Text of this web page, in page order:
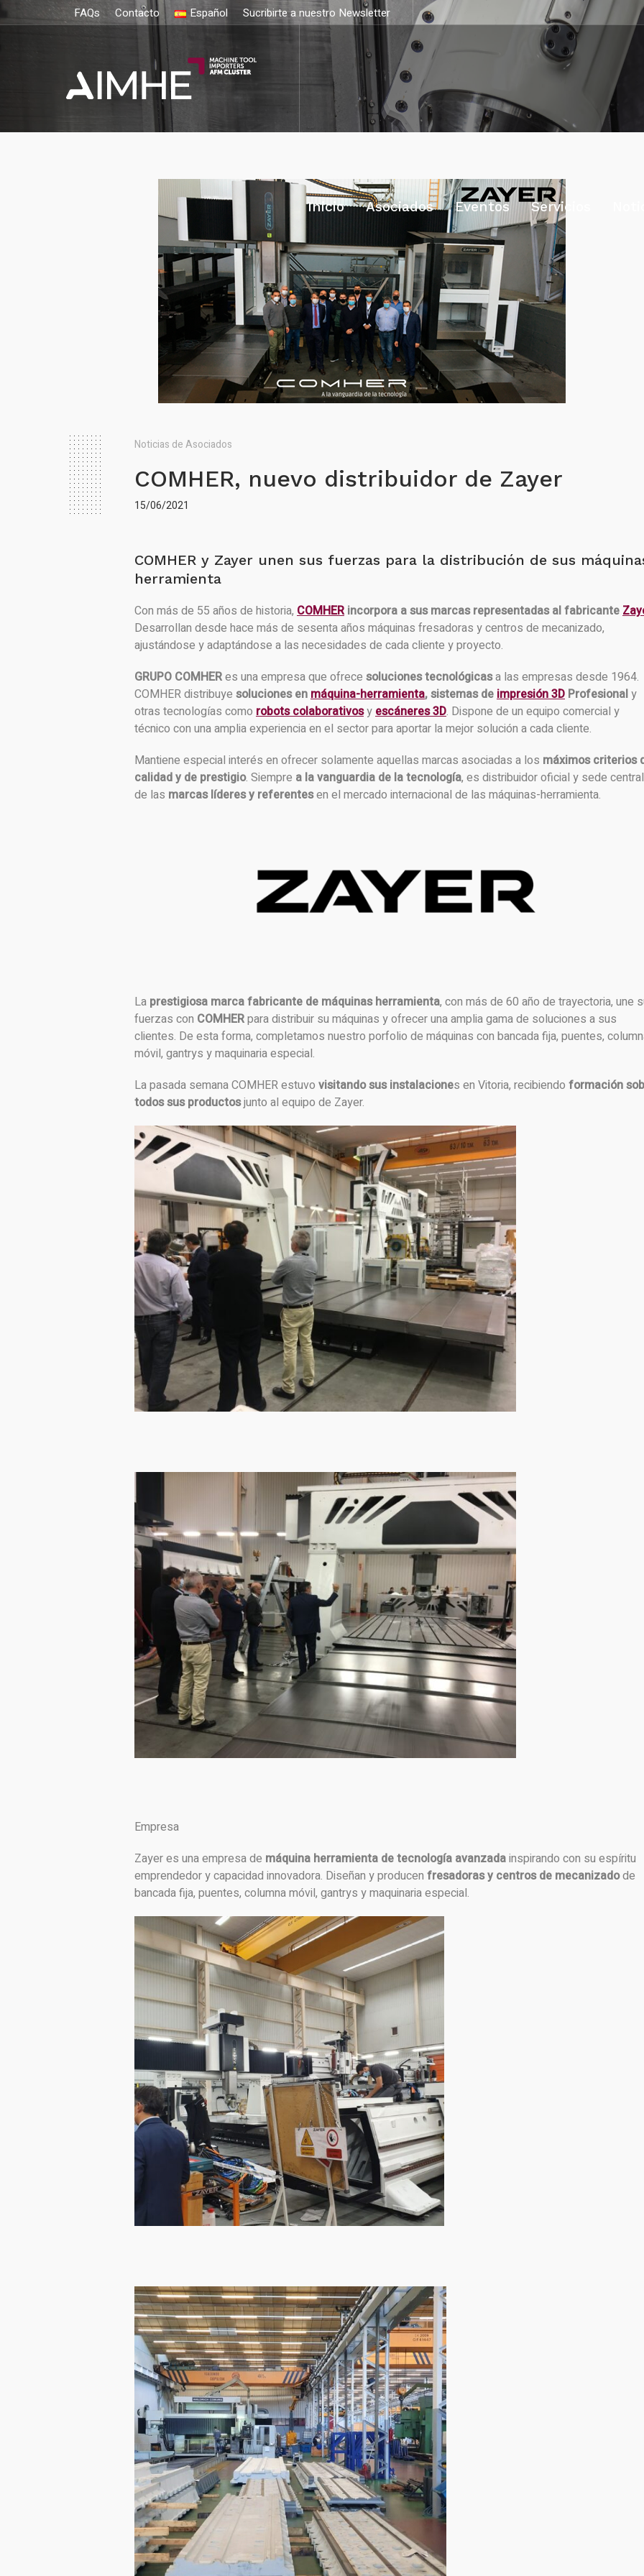
FAQs Contacto Español Sucribirte a nuestro Newsletter
Inicio Asociados Eventos Servicios
Noticias de Asociados
COMHER, nuevo distribuidor de Zayer
15/06/2021
COMHER y Zayer unen sus fuerzas para la distribución de sus
herramienta
Con más de 55 años de historia, COMHER incorpora a sus marcas representadas al fabricante
Desarrollan desde hace más de sesenta años máquinas fresadoras y centros de mecanizado,
ajustándose y adaptándose a las necesidades de cada cliente y proyecto.
GRUPO COMHERes una empresa que ofrece soluciones tecnológicasa las empresas desde 1964.
COMHER distribuye soluciones enmáquina-herramienta, sistemas deimpresión 3D Profesionaly
otras tecnologías como robots colaborativosyescáneres 3D. Dispone de un equipo comercial y
técnico con una amplia experiencia en el sector para aportar la mejor solución a cada cliente.
Mantiene especial interés en ofrecer solamente aquellas marcas asociadas a los máximos criterios
calidad y de prestigio. Siempre a la vanguardia de la tecnología, es distribuidor oficial y sede central
de las marcas líderes y referentesen el mercado internacional de las máquinas-herramienta.
La prestigiosa marca fabricante de máquinas herramienta, con más de 60 año de trayectoria, une
fuerzas con COMHERpara distribuir su máquinas y ofrecer una amplia gama de soluciones a sus
clientes. De esta forma, completamos nuestro porfolio de máquinas con bancada fija, puentes,
móvil, gantrys y maquinaria especial.
La pasada semana COMHER estuvo visitando sus instalaciones en Vitoria, recibiendo formación
todos sus productosjunto al equipo de Zayer.
Empresa
Zayer es una empresa de máquina herramienta de tecnología avanzadainspirando con su espíritu
emprendedor y capacidad innovadora. Diseñan y producen fresadoras y centros de mecanizadode
bancada fija, puentes, columna móvil, gantrys y maquinaria especial.